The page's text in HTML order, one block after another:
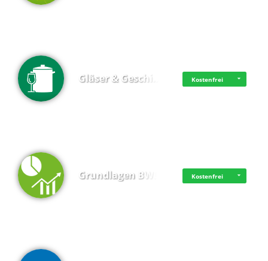
Gläser & Geschi… Kostenfrei
Grundlagen BWL Kostenfrei